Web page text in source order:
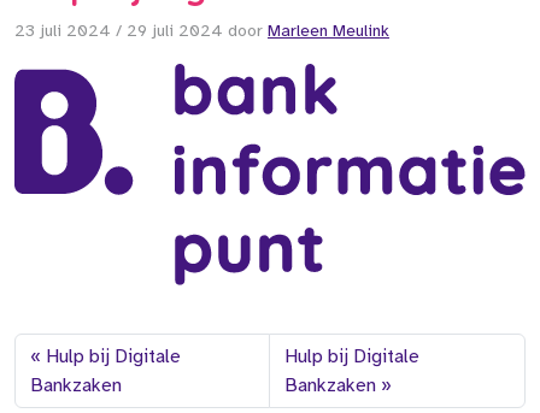
23 juli 2024 / 29 juli 2024 door Marleen Meulink
Hulp bij Digitale
Bankzaken
Hulp bij Digitale
Bankzaken